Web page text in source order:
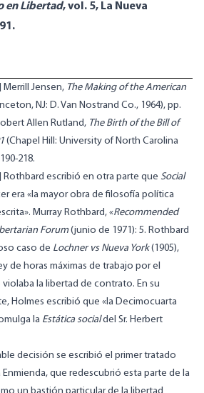
en Libertad, vol. 5, La Nueva
.
Jensen, The Making of the American
NJ: D. Van Nostrand Co., 1964), pp.
Allen Rutland, The Birth of the Bill of
(Chapel Hill: University of North Carolina
218.
Rothbard escribió en otra parte que Social
era «la mayor obra de filosofía política
Murray Rothbard, «Recommended
Forum(junio de 1971): 5. Rothbard
caso de Lochner vs Nueva York(1905),
de horas máximas de trabajo por el
la libertad de contrato. En su
Holmes escribió que «la Decimocuarta
la Estática socialdel Sr. Herbert
decisión se escribió el primer tratado
que redescubrió esta parte de la